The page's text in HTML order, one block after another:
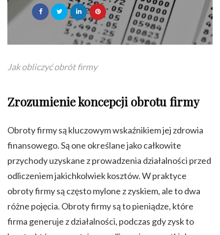
Jak obliczyć obrót firmy
Zrozumienie koncepcji obrotu firmy
Obroty firmy są kluczowym wskaźnikiem jej zdrowia
finansowego. Są one określane jako całkowite
przychody uzyskane z prowadzenia działalności przed
odliczeniem jakichkolwiek kosztów. W praktyce
obroty firmy są często mylone z zyskiem, ale to dwa
różne pojęcia. Obroty firmy są to pieniądze, które
firma generuje z działalności, podczas gdy zysk to